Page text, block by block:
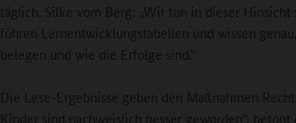
täglich. Silke vom Berg: „Wir tun in dieser Hinsicht
führen Lernentwicklungstabellen und wissen
belegen und wie die Erfolge sind.“
Die Lese-Ergebnisse geben den Maßnahmen
Kinder sind nachweislich besser geworden“, betont